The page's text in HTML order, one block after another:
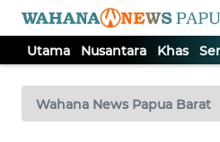
Utama Nusantara Khas
Wahana News Papua Barat
TV
Tutup